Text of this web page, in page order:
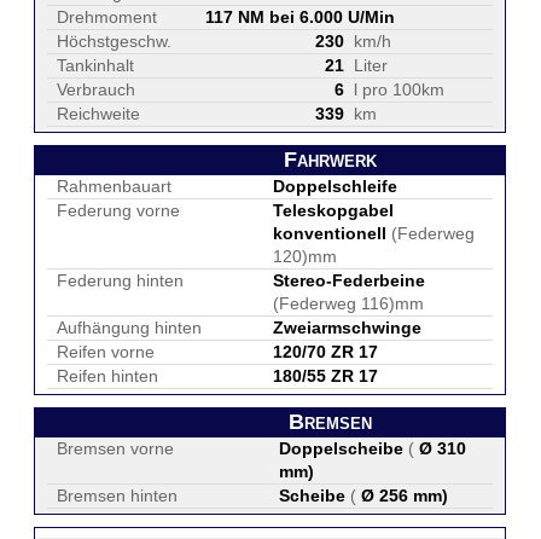
Drehmoment
117 NM bei 6.000 U/Min
Höchstgeschw.
230 km/h
Tankinhalt
21 Liter
Verbrauch
6 l pro 100km
Reichweite
339 km
Fahrwerk
Rahmenbauart
Doppelschleife
Federung vorne
Teleskopgabel
konventionell (Federweg
120)mm
Federung hinten
Stereo-Federbeine
(Federweg 116)mm
Aufhängung hinten
Zweiarmschwinge
Reifen vorne
120/70 ZR 17
Reifen hinten
180/55 ZR 17
Bremsen
Bremsen vorne Doppelscheibe ( Ø 310
mm)
Bremsen hinten
Scheibe ( Ø 256 mm)